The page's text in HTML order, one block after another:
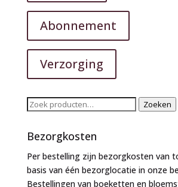
Abonnement
Verzorging
Zoeken
Zoeken
Bezorgkosten
Per bestelling zijn bezorgkosten van
basis van één bezorglocatie in onze
Bestellingen van boeketten en